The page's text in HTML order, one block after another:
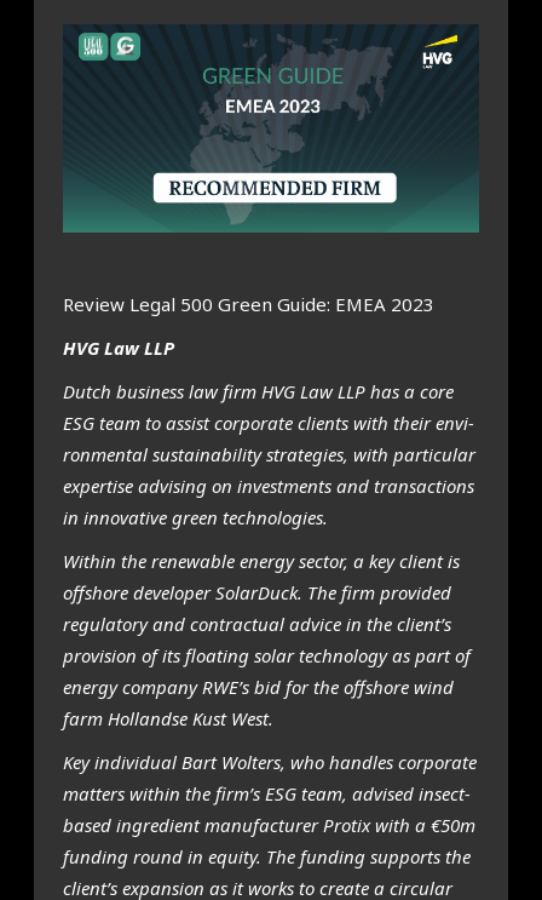
Review Legal 500 Green Gui­de: EMEA 2023
HVG Law LLP
Dut­ch busi­ness law firm HVG Law LLP has a core
ESG team to assist cor­po­ra­te clients with their envi­
ron­men­tal sustai­na­bi­li­ty stra­te­gies, with par­ti­cu­lar
exper­ti­se advi­sing on invest­ments and trans­ac­ti­ons
in inno­va­ti­ve green tech­no­lo­gies.
Within the rene­wa­ble ener­gy sec­tor, a key client is
off­sho­re devel­o­per SolarDuck. The firm pro­vi­ded
regu­la­to­ry and con­trac­tu­al advi­ce in the client’s
pro­vi­si­on of its flo­a­ting solar tech­no­lo­gy as part of
ener­gy com­pa­ny RWE’s bid for the off­sho­re wind
farm Hol­land­se Kust West.
Key indi­vi­du­al Bart Wolters, who hand­les cor­po­ra­te
mat­ters within the firm’s ESG team, advi­sed insect-
based ingre­dient manu­fac­tu­rer Pro­tix with a €50m
fun­ding round in equi­ty. The fun­ding sup­ports the
client’s expan­si­on as it works to cre­a­te a cir­cu­lar